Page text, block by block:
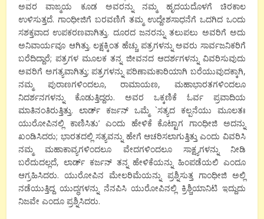
ಅವರ ವಾಙ್ಮಯ ಕೂಡ ಅವರನ್ನು ನಮ್ಮ ಹೃದಯದೊಳಗೆ ಚಿರಕಾಲ
ಉಳಿಸುತ್ತದೆ. ಗಾಂಧೀಜಿಗೆ ಬರವಣಿಗೆ ತಮ್ಮ ಉದ್ದೇಶಸಾಧನೆಗೆ ಒದಗಿದ ಒಂದು
ಸಶಕ್ತವಾದ ಉಪಕರಣವಾಗಿತ್ತು. ದೂರದ ಜನರನ್ನು ತಲುಪಲು ಅವರಿಗೆ ಅದು
ಅನಿವಾರ್ಯವೂ ಆಗಿತ್ತು. ಲಕ್ಷಕ್ಕಿಂತ ಹೆಚ್ಚು ಪತ್ರಗಳನ್ನು ಅವರು ಸಾರ್ವಜನಿಕರಿಗೆ
ಬರೆದಿದ್ದಾರೆ; ಪತ್ರಗಳ ಮೂಲಕ ತನ್ನ ಜೀವನದ ಆದರ್ಶಗಳನ್ನು ವಿವರಿಸುವುದು
ಅವರಿಗೆ ಅಗತ್ಯವಾಗಿತ್ತು; ಪತ್ರಗಳನ್ನು ಪರಿಣಾಮಕಾರಿಯಾಗಿ ಬರೆಯುವುದಕ್ಕಾಗಿ,
ನಮ್ಮ ಪುರಾಣಗಳಿಂದಲೂ, ರಾಮಾಯಣ, ಮಹಾಭಾರತಗಳಿಂದಲೂ
ನಿದರ್ಶನಗಳನ್ನು ಕೊಡುತ್ತಿದ್ದರು. ಅವರ ಒಕ್ಕಣಿಕೆ ಓರ್ವ ಪ್ರವಾದಿಯ
ಮಾತಿನಂತಿರುತ್ತಿತ್ತು. ಲಾರ್ಡ್ ಕರ್ಜನ್ ಒಮ್ಮೆ `ಸತ್ಯದ ಕಲ್ಪನೆಯು ಮೂಲತಃ
ಯುರೋಪಿನಲ್ಲಿ ಕಾಣಿಸಿತು’ ಎಂದು ಹೇಳಿಕೆ ಕೊಟ್ಟಾಗ ಗಾಂಧೀಜಿ ಅದನ್ನು
ಖಂಡಿಸಿದರು; ಭಾರತದಲ್ಲಿ ಸತ್ಯವನ್ನು ಹೇಗೆ ಆಚರಿಸಲಾಗುತ್ತಿತ್ತು ಎಂದು ವಿವರಿಸಿ
ನಮ್ಮ ಮಹಾಕಾವ್ಯಗಳಿಂದಲೂ ವೇದಗಳಿಂದಲೂ ಸಾಕ್ಷ್ಯಗಳನ್ನು ನೀಡಿ
ಬರೆದುದಲ್ಲದೆ, ಲಾರ್ಡ್ ಕರ್ಜನ್ ತನ್ನ ಹೇಳಿಕೆಯನ್ನು ಹಿಂಪಡೆಯಲಿ ಎಂದೂ
ಆಗ್ರಹಿಸಿದರು. ಯುರೋಪಿನ ಮೇಲರಿಮೆಯನ್ನು ಪ್ರಶ್ನಿಸುತ್ತ ಗಾಂಧೀಜಿ ಅಲ್ಲಿ
ನಡೆಯುತ್ತಿದ್ದ ಯುದ್ಧಗಳನ್ನು ನೆನಪಿಸಿ ಯುರೋಪಿನಲ್ಲಿ ಕ್ರಿಶ್ಚಿಯಾನಿಟಿ ಇದ್ದುದು
ನಿಜವೇ ಎಂದೂ ಪ್ರಶ್ನಿಸಿದರು.